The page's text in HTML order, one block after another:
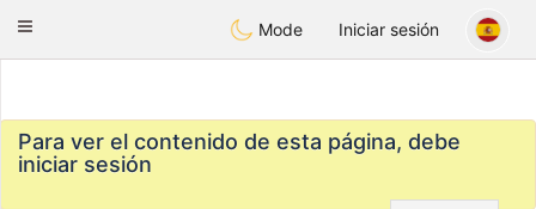
Animour
Toggle
Mode Iniciar sesión
Para ver el contenido de esta página, debe
iniciar sesión